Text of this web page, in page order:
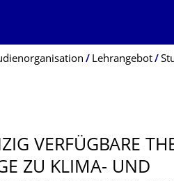
Lehrangebot
VERFÜGBARE
ZU KLIMA- UND